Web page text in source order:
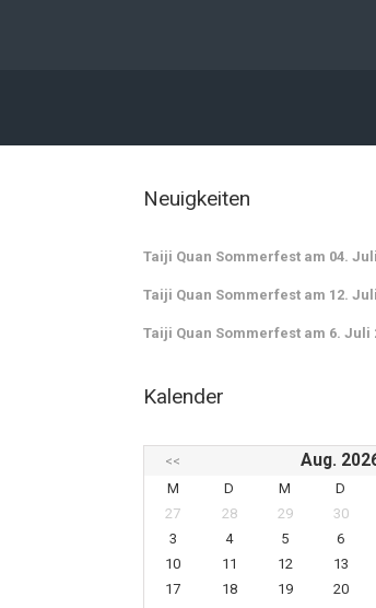
Neuigkeiten
Taiji Quan Sommerfest am 04.
Taiji Quan Sommerfest am 12.
Taiji Quan Sommerfest am 6. Juli
Kalender
<< Aug.
M
D M D
27
28 29 30
3
4 5 6
10
11 12 13
17
18 19 20